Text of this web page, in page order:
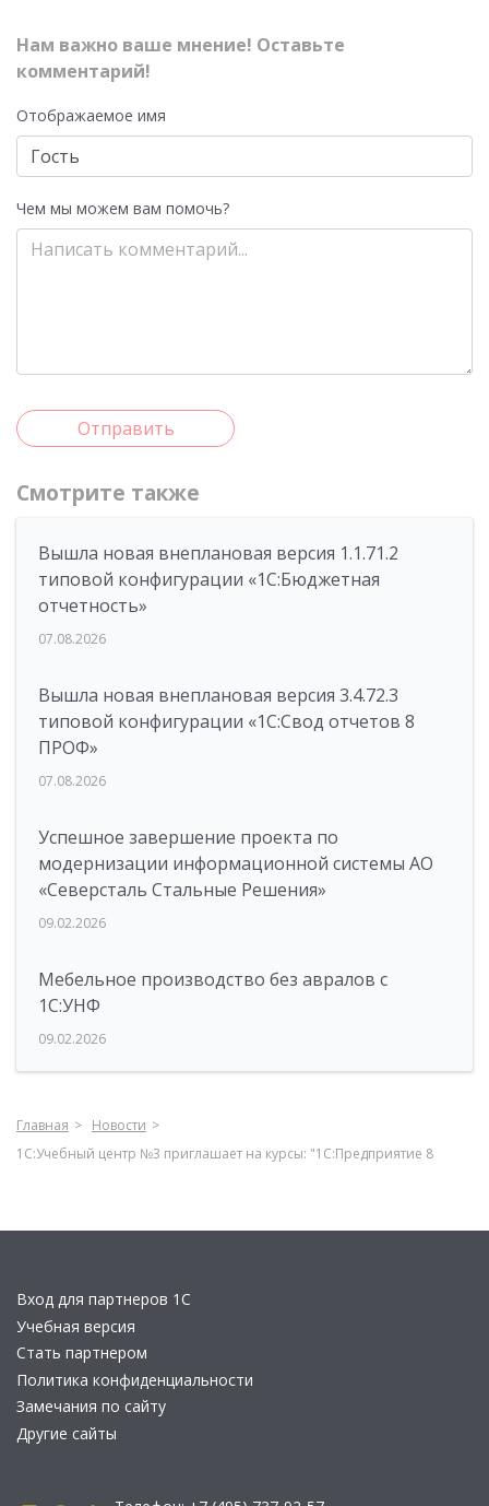
Нам важно ваше мнение! Оставьте
комментарий!
Отображаемое имя
Чем мы можем вам помочь?
Отправить
Смотрите также
Вышла новая внеплановая версия 1.1.71.2
типовой конфигурации «1C:Бюджетная
отчетность»
07.08.2026
Вышла новая внеплановая версия 3.4.72.3
типовой конфигурации «1C:Свод отчетов 8
ПРОФ»
07.08.2026
Успешное завершение проекта по
модернизации информационной системы АО
«Северсталь Стальные Решения»
09.02.2026
Мебельное производство без авралов с
1С:УНФ
09.02.2026
Главная
Новости
1С:Учебный центр №3 приглашает на курсы: "1С:Предприятие 8
Вход для партнеров 1С
Учебная версия
Стать партнером
Политика конфиденциальности
Замечания по сайту
Другие сайты